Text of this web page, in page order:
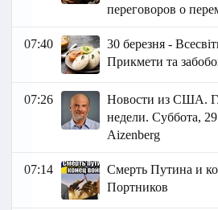
переговоров о
07:40
30 березня -
Прикмети та
07:26
Новости из США.
недели. Суббота,
Aizenberg
07:14
Смерть Путина и
Портников